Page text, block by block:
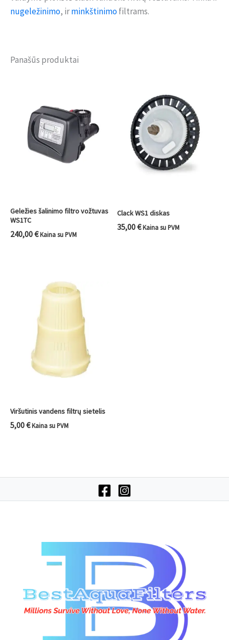
nugeležinimo, irminkštinimofiltrams.
Panašūs produktai
Geležies šalinimo filtro vožtuvas
WS1TC
240,00€Kaina su PVM
Clack WS1 diskas
35,00€Kaina su PVM
Viršutinis vandens filtrų sietelis
5,00€Kaina su PVM